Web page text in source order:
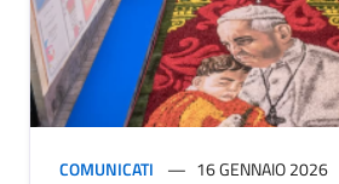
COMUNICATI 16 GENNAIO 2026